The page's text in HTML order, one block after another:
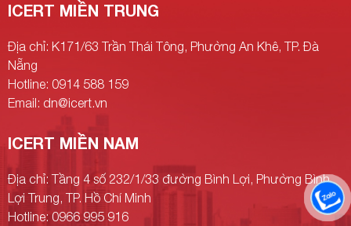
ICERT MIỀN TRUNG
Địa chỉ: K171/63 Trần Thái Tông, Phường An Khê, TP. Đà
Nẵng
Hotline: 0914 588 159
Email: dn@icert.vn
ICERT MIỀN NAM
Địa chỉ: Tầng 4 số 232/1/33 đường Bình Lợi, Phường Bình
Lợi Trung, TP. Hồ Chí Minh
Hotline: 0966 995 916
Gửi yêu cầu